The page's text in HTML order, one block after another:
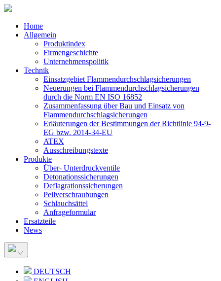
Home
Allgemein
Produktindex
Firmengeschichte
Unternehmenspolitik
Technik
Einsatzgebiet Flammendurchschlagsicherungen
Neuerungen bei Flammendurchschlagsicherungen
durch die Norm EN ISO 16852
Zusammenfassung über Bau und Einsatz von
Flammendurchschlagsicherungen
Erläuterungen der Bestimmungen der Richtlinie 94-9-
EG bzw. 2014-34-EU
ATEX
Ausschreibungstexte
Produkte
Über- Unterdruckventile
Detonationssicherungen
Deflagrationssicherungen
Peilverschraubungen
Schlauchsättel
Anfrageformular
Ersatzteile
News
DEUTSCH